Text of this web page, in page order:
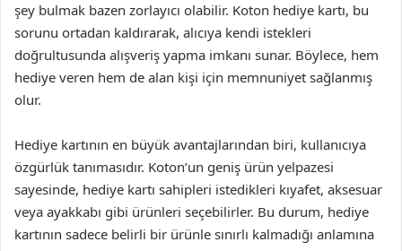
şey bulmak bazen zorlayıcı olabilir. Koton hediye kartı, bu
sorunu ortadan kaldırarak, alıcıya kendi istekleri
doğrultusunda alışveriş yapma imkanı sunar. Böylece, hem
hediye veren hem de alan kişi için memnuniyet sağlanmış
olur.
Hediye kartının en büyük avantajlarından biri, kullanıcıya
özgürlük tanımasıdır. Koton’un geniş ürün yelpazesi
sayesinde, hediye kartı sahipleri istedikleri kıyafet, aksesuar
veya ayakkabı gibi ürünleri seçebilirler. Bu durum, hediye
kartının sadece belirli bir ürünle sınırlı kalmadığı anlamına